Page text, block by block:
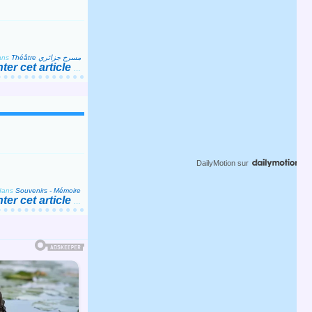
Théâtre مسرح جزائري
cet article
Souvenirs - Mémoire
cet article
DailyMotion sur